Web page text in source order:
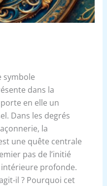
symbole
dans la
en elle un
Dans les degrés
la
une quête centrale
pas de l’initié
profonde.
il ? Pourquoi cet